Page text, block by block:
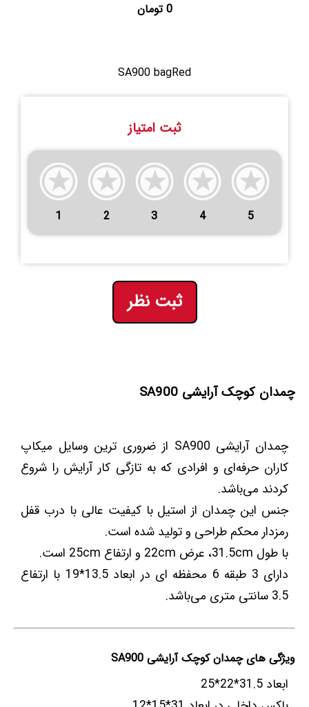
0 تومان
SA900 bagRed
ثبت امتیاز
1 2 3 4 5
ثبت نظر
چمدان کوچک آرایشی SA900
چمدان آرایشی SA900 از ضروری ترین وسایل میکاپ
کاران حرفه‌ای و افرادی که به تازگی کار آرایش را شروع
کردند می‌باشد.
جنس این چمدان از استیل با کیفیت عالی با درب قفل
رمزدار محکم طراحی و تولید شده است.
با طول 31.5cm، عرض 22cm و ارتفاع 25cm است.
دارای 3 طبقه 6 محفظه ای در ابعاد 13.5*19 با ارتفاع
3.5 سانتی متری می‌باشد.
ویژگی های چمدان کوچک آرایشی SA900
ابعاد 31.5*22*25